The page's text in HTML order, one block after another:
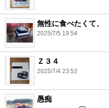
無性に食べたくて、
2025/7/5 19:54
Ｚ３４
2025/7/4 23:52
愚痴